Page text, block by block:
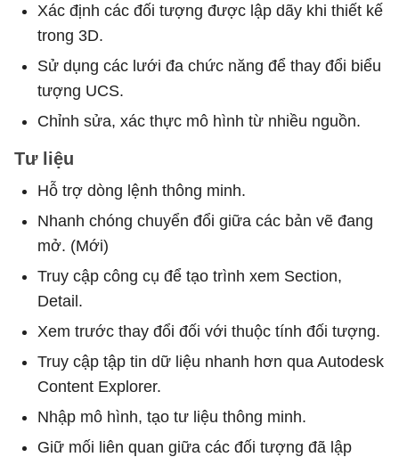
Xác định các đối tượng được lập dãy khi thiết kế
trong 3D.
Sử dụng các lưới đa chức năng để thay đổi biểu
tượng UCS.
Chỉnh sửa, xác thực mô hình từ nhiều nguồn.
Tư liệu
Hỗ trợ dòng lệnh thông minh.
Nhanh chóng chuyển đổi giữa các bản vẽ đang
mở. (Mới)
Truy cập công cụ để tạo trình xem Section,
Detail.
Xem trước thay đổi đối với thuộc tính đối tượng.
Truy cập tập tin dữ liệu nhanh hơn qua Autodesk
Content Explorer.
Nhập mô hình, tạo tư liệu thông minh.
Giữ mối liên quan giữa các đối tượng đã lập